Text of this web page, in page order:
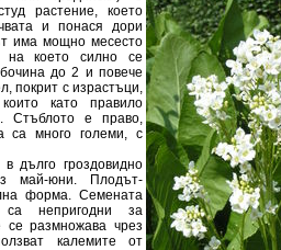
растение, което
и понася дори
има мощно месесто
на което силно се
до 2 и повече
покрит с израстъци,
като правило
Стъблото е право,
са много големи, с
дълго гроздовидно
май-юни. Плодът-
форма. Семената
непригодни за
се размножава чрез
калемите от